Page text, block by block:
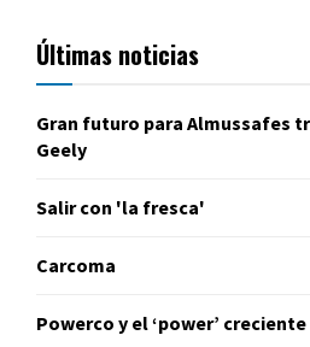
Últimas noticias
Gran futuro para Almussafes
Geely
Salir con 'la fresca'
Carcoma
Powerco y el ‘power’ creciente